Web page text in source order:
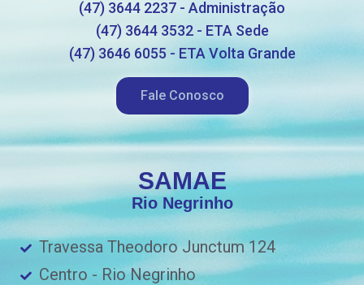
(47) 3644 2237 - Administração
(47) 3644 3532 - ETA Sede
(47) 3646 6055 - ETA Volta Grande
Fale Conosco
SAMAE
Rio Negrinho
Travessa Theodoro Junctum 124
Centro - Rio Negrinho